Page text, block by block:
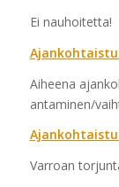
Ei nauhoitetta!
Aiheena
antaminen/
Varroan